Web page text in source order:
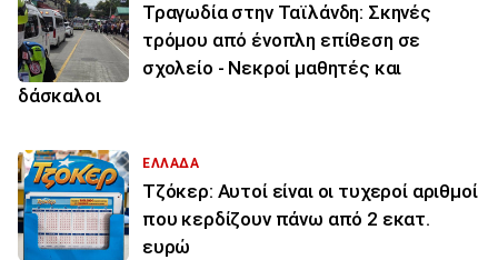
Τραγωδία στην Ταϊλάνδη: Σκηνές
τρόμου από ένοπλη επίθεση σε
σχολείο - Νεκροί μαθητές και
δάσκαλοι
ΕΛΛΑΔΑ
Τζόκερ: Αυτοί είναι οι τυχεροί αριθμοί
που κερδίζουν πάνω από 2 εκατ.
ευρώ